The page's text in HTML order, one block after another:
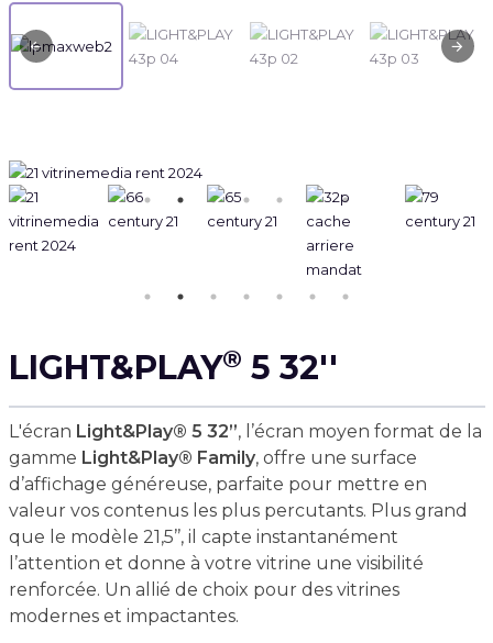
LIGHT&PLAY® 5 32''
L'écran Light&Play® 5 32’’, l’écran moyen format de la
gamme Light&Play® Family, offre une surface
d’affichage généreuse, parfaite pour mettre en
valeur vos contenus les plus percutants. Plus grand
que le modèle 21,5’’, il capte instantanément
l’attention et donne à votre vitrine une visibilité
renforcée. Un allié de choix pour des vitrines
modernes et impactantes.